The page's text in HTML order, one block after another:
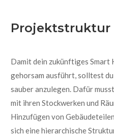
Projektstruktur
Damit dein zukünftiges Smart
gehorsam ausführt, solltest du
sauber anzulegen. Dafür
mit ihren Stockwerken und
Hinzufügen von
sich eine hierarchische